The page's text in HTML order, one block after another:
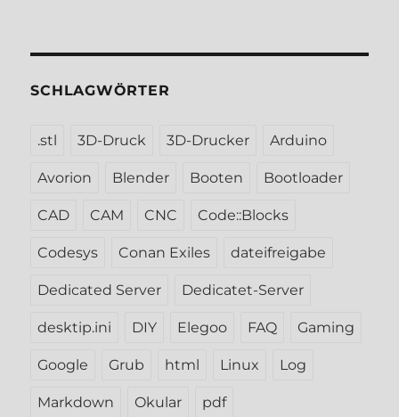
SCHLAGWÖRTER
.stl 3D-Druck 3D-Drucker Arduino
Avorion Blender Booten Bootloader
CAD CAM CNC Code::Blocks
Codesys Conan Exiles dateifreigabe
Dedicated Server Dedicatet-Server
desktip.ini DIY Elegoo FAQ Gaming
Google Grub html Linux Log
Markdown Okular pdf